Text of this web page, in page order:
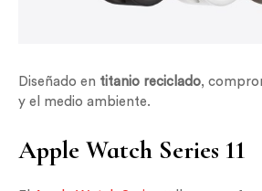
Diseñado en titanio reciclado,
y el medio ambiente.
Apple Watch Series 11